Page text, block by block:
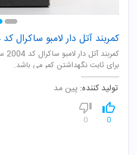
کمربند آتل دار لامبو ساکرال کد 2004 سایز M پین مد
برای ثابت نگهداشتن کمر می باشد.
تولید کننده: پین مد
0
0